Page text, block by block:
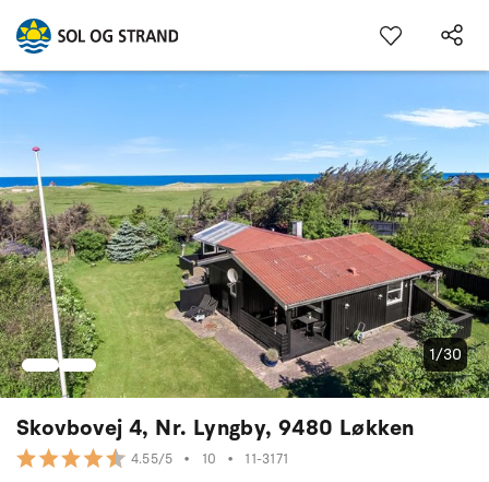
Skovbovej 4, Nr. Lyngby, 9480 Løkken
4.55/5 • 10 • 11-3171
1/30